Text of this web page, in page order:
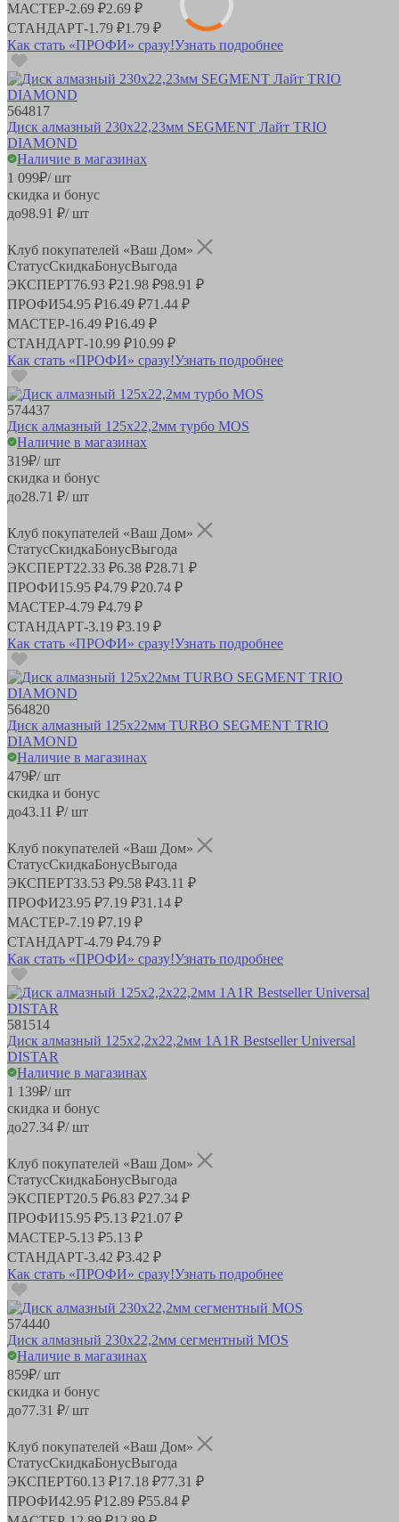
МАСТЕР-2.69 ₽2.69 ₽
СТАНДАРТ-1.79 ₽1.79 ₽
Как стать «ПРОФИ» сразу!Узнать подробнее
564817
Диск алмазный 230x22,23мм SEGMENT Лайт TRIO
DIAMOND
Наличие в магазинах
1 099₽/ шт
скидка и бонус
до98.91 ₽/ шт
Клуб покупателей «Ваш Дом»
СтатусСкидкаБонусВыгода
ЭКСПЕРТ76.93 ₽21.98 ₽98.91 ₽
ПРОФИ54.95 ₽16.49 ₽71.44 ₽
МАСТЕР-16.49 ₽16.49 ₽
СТАНДАРТ-10.99 ₽10.99 ₽
Как стать «ПРОФИ» сразу!Узнать подробнее
574437
Диск алмазный 125х22,2мм турбо MOS
Наличие в магазинах
319₽/ шт
скидка и бонус
до28.71 ₽/ шт
Клуб покупателей «Ваш Дом»
СтатусСкидкаБонусВыгода
ЭКСПЕРТ22.33 ₽6.38 ₽28.71 ₽
ПРОФИ15.95 ₽4.79 ₽20.74 ₽
МАСТЕР-4.79 ₽4.79 ₽
СТАНДАРТ-3.19 ₽3.19 ₽
Как стать «ПРОФИ» сразу!Узнать подробнее
564820
Диск алмазный 125x22мм TURBO SEGMENT TRIO
DIAMOND
Наличие в магазинах
479₽/ шт
скидка и бонус
до43.11 ₽/ шт
Клуб покупателей «Ваш Дом»
СтатусСкидкаБонусВыгода
ЭКСПЕРТ33.53 ₽9.58 ₽43.11 ₽
ПРОФИ23.95 ₽7.19 ₽31.14 ₽
МАСТЕР-7.19 ₽7.19 ₽
СТАНДАРТ-4.79 ₽4.79 ₽
Как стать «ПРОФИ» сразу!Узнать подробнее
581514
Диск алмазный 125х2,2х22,2мм 1A1R Bestseller Universal
DISTAR
Наличие в магазинах
1 139₽/ шт
скидка и бонус
до27.34 ₽/ шт
Клуб покупателей «Ваш Дом»
СтатусСкидкаБонусВыгода
ЭКСПЕРТ20.5 ₽6.83 ₽27.34 ₽
ПРОФИ15.95 ₽5.13 ₽21.07 ₽
МАСТЕР-5.13 ₽5.13 ₽
СТАНДАРТ-3.42 ₽3.42 ₽
Как стать «ПРОФИ» сразу!Узнать подробнее
574440
Диск алмазный 230х22,2мм сегментный MOS
Наличие в магазинах
859₽/ шт
скидка и бонус
до77.31 ₽/ шт
Клуб покупателей «Ваш Дом»
СтатусСкидкаБонусВыгода
ЭКСПЕРТ60.13 ₽17.18 ₽77.31 ₽
ПРОФИ42.95 ₽12.89 ₽55.84 ₽